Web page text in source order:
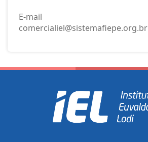
E-mail
comercialiel@sistemafiepe.org.br